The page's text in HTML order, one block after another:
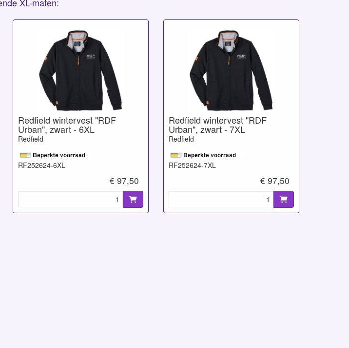
Redfield wintervest "RDF
Urban", zwart - 6XL
Redfield
RF252624-6XL
€ 97,50
Redfield wintervest "RDF
Urban", zwart - 7XL
Redfield
RF252624-7XL
€ 97,50